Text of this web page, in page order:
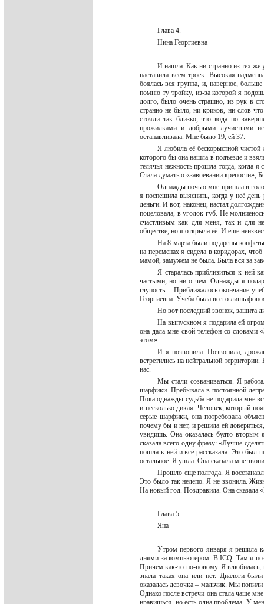
Глава 4.
Нина Георгиевна
И нашла. Как ни странно из тех же
наставила всем троек. Высокая
боялась вся группа, и, наверное,
помню ту тройку, из-за которой я
долго, было очень страшно, из рук в
странно не было, ни криков, ни слов
стояли так близко, что кода по
прожилками и добрыми лучистыми
останавливала. Мне было 19, ей 37.
Я любила её бескорыстной
которого бы она нашла в подъезде и
телячья нежность прошла тогда, когда
Стала думать о «завоевании крепости»,
Однажды ночью мне пришла в
я поспешила выяснить, когда у неё
деньги. И вот, наконец, настал
поцеловала, в уголок губ. Не
счастливым как для меня, так и для
обществе, но я открыла её. И еще
На 8 марта были подарены
на переменах я сидела в коридорах,
мамой, замужем не была. Была вся за
Я старалась приблизиться к ней
частыми, но ни о чем. Однажды я
глупость… Приближалось окончание
Георгиевна. Учеба была всего лишь
Но вот последний звонок, защита
На выпускном я подарила ей
она дала мне свой телефон со словами
этом».
И я позвонила. Позвонила,
встретились на нейтральной
нас.
Мы стали созваниваться. Я
шарфики. Пребывала в постоянной
Пока однажды судьба не подарила мне
и несколько дикая. Человек, который
серые шарфики, она потребовала
почему бы и нет, и решила ей
увидишь. Она оказалась будто вторым
сказала всего одну фразу: «Лучше
пошла к ней и всё рассказала. Это был
остальное. Я ушла. Она сказала мне
Прошло еще полгода. Я
Это было так нелепо. Я не звонила.
На новый год. Поздравила. Она сказала
Глава 5.
Яна
Утром первого января я решила
днями за компьютером. В ICQ. Там я
Причем как-то по-новому. Я влюбилась,
знала такая она или нет. Диалоги
оказалась девочка – мальчик. Мы
Однако после встречи она стала чаще
нравишься, но есть одна проблема. У